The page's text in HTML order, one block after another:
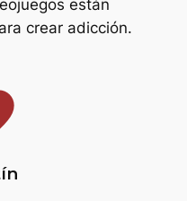
están
crear adicción.